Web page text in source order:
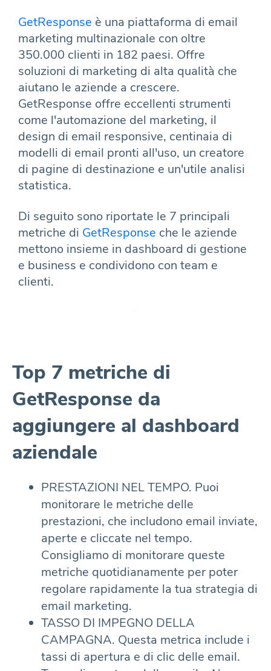
GetResponse è una piattaforma di email
marketing multinazionale con oltre
350.000 clienti in 182 paesi. Offre
soluzioni di marketing di alta qualità che
aiutano le aziende a crescere.
GetResponse offre eccellenti strumenti
come l'automazione del marketing, il
design di email responsive, centinaia di
modelli di email pronti all'uso, un creatore
di pagine di destinazione e un'utile analisi
statistica.
Di seguito sono riportate le 7 principali
metriche di GetResponse che le aziende
mettono insieme in dashboard di gestione
e business e condividono con team e
clienti.
Top 7 metriche di
GetResponse da
aggiungere al dashboard
aziendale
PRESTAZIONI NEL TEMPO. Puoi
monitorare le metriche delle
prestazioni, che includono email inviate,
aperte e cliccate nel tempo.
Consigliamo di monitorare queste
metriche quotidianamente per poter
regolare rapidamente la tua strategia di
email marketing.
TASSO DI IMPEGNO DELLA
CAMPAGNA. Questa metrica include i
tassi di apertura e di clic delle email.